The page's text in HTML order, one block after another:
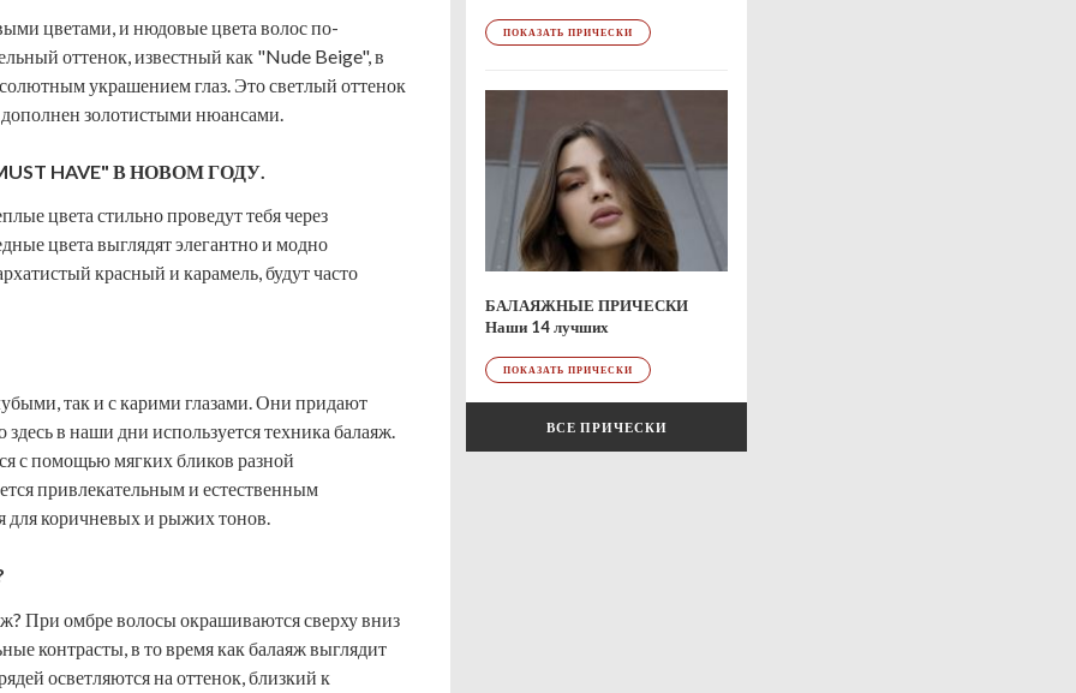
цветами, и нюдовые цвета волос по-
оттенок, известный как "Nude Beige", в
украшением глаз. Это светлый оттенок
золотистыми нюансами.
HAVE" В НОВОМ ГОДУ.
цвета стильно проведут тебя через
цвета выглядят элегантно и модно
красный и карамель, будут часто
так и с карими глазами. Они придают
в наши дни используется техника балаяж.
с помощью мягких бликов разной
привлекательным и естественным
для коричневых и рыжих тонов.
При омбре волосы окрашиваются сверху вниз
контрасты, в то время как балаяж выглядит
осветляются на оттенок, близкий к
ПОКАЗАТЬ ПРИЧЕСКИ
БАЛАЯЖНЫЕ ПРИЧЕСКИ
Наши 14 лучших
ПОКАЗАТЬ ПРИЧЕСКИ
ВСЕ ПРИЧЕСКИ